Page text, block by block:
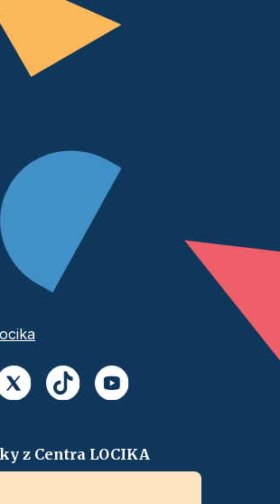
z Centra LOCIKA